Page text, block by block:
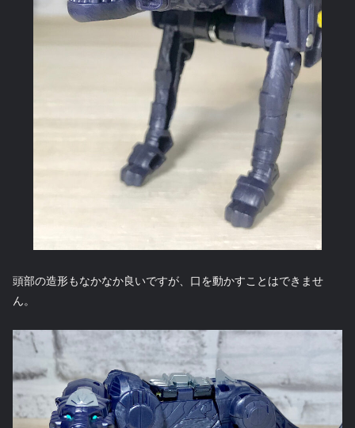
頭部の造形もなかなか良いですが、口を動かすことはできませ
ん。